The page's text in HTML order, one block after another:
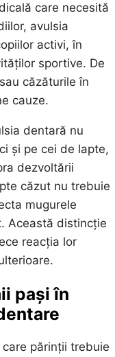
care necesită
avulsia
activi, în
sportive. De
căzăturile în
cauze.
dentară nu
și pe cei de lapte,
dezvoltării
căzut nu trebuie
mugurele
Această distincție
reacția lor
pași în
părinții trebuie